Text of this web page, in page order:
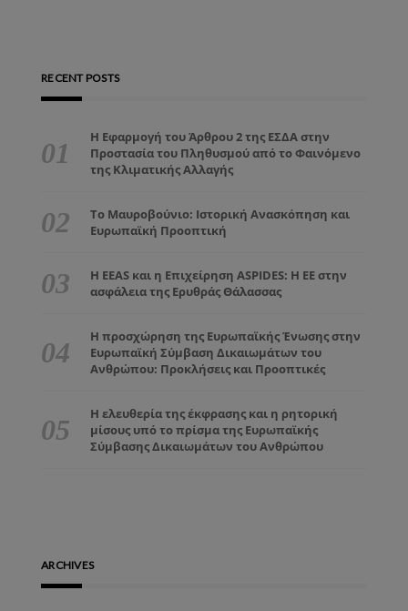
RECENT POSTS
Η Εφαρμογή του Άρθρου 2 της ΕΣΔΑ στην
Προστασία του Πληθυσμού από το Φαινόμενο
της Κλιματικής Αλλαγής
Το Μαυροβούνιο: Ιστορική Ανασκόπηση και
Ευρωπαϊκή Προοπτική
Η EEAS και η Επιχείρηση ASPIDES: Η ΕΕ στην
ασφάλεια της Ερυθράς Θάλασσας
Η προσχώρηση της Ευρωπαϊκής Ένωσης στην
Ευρωπαϊκή Σύμβαση Δικαιωμάτων του
Ανθρώπου: Προκλήσεις και Προοπτικές
Η ελευθερία της έκφρασης και η ρητορική
μίσους υπό το πρίσμα της Ευρωπαϊκής
Σύμβασης Δικαιωμάτων του Ανθρώπου
ARCHIVES